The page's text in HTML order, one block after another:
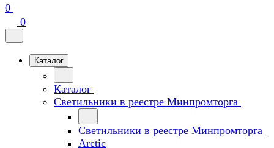
0
0
Каталог
Каталог
Светильники в реестре Минпромторга
Светильники в реестре Минпромторга
Arctic